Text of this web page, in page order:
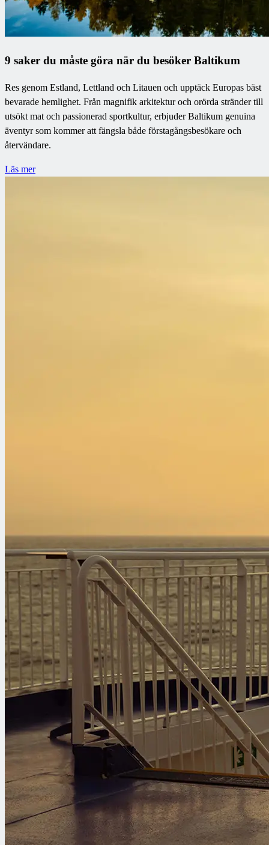
9 saker du måste göra när du besöker Baltikum
Res genom Estland, Lettland och Litauen och upptäck Europas bäst
bevarade hemlighet. Från magnifik arkitektur och orörda stränder till
utsökt mat och passionerad sportkultur, erbjuder Baltikum genuina
äventyr som kommer att fängsla både förstagångsbesökare och
återvändare.
Läs mer